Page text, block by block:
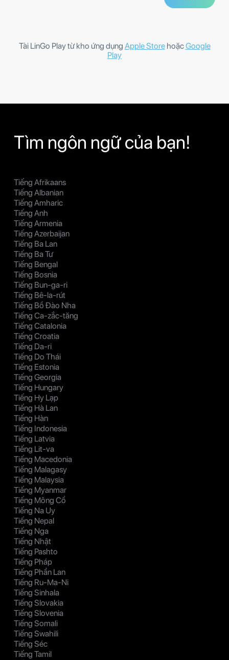
Tài LinGo Play từ kho ứng dụng Apple StorehoặcGoogle
Play
Tìm ngôn ngữ của bạn!
Tiếng Afrikaans
Tiếng Albanian
Tiếng Amharic
Tiếng Anh
Tiếng Armenia
Tiếng Azerbaijan
Tiếng Ba Lan
Tiếng Ba Tư
Tiếng Bengal
Tiếng Bosnia
Tiếng Bun-ga-ri
Tiếng Bê-la-rút
Tiếng Bồ Đào Nha
Tiếng Ca-zắc-tăng
Tiếng Catalonia
Tiếng Croatia
Tiếng Da-ri
Tiếng Do Thái
Tiếng Estonia
Tiếng Georgia
Tiếng Hungary
Tiếng Hy Lạp
Tiếng Hà Lan
Tiếng Hàn
Tiếng Indonesia
Tiếng Latvia
Tiếng Lit-va
Tiếng Macedonia
Tiếng Malagasy
Tiếng Malaysia
Tiếng Myanmar
Tiếng Mông Cổ
Tiếng Na Uy
Tiếng Nepal
Tiếng Nga
Tiếng Nhật
Tiếng Pashto
Tiếng Pháp
Tiếng Phần Lan
Tiếng Ru-Ma-Ni
Tiếng Sinhala
Tiếng Slovakia
Tiếng Slovenia
Tiếng Somali
Tiếng Swahili
Tiếng Séc
Tiếng Tamil